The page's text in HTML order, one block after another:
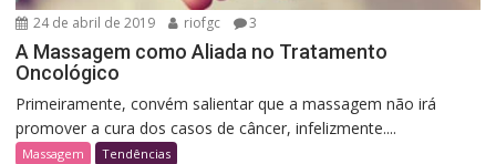
24 de abril de 2019 riofgc 3
A Massagem como Aliada no Tratamento
Oncológico
Primeiramente, convém salientar que a massagem não irá
promover a cura dos casos de câncer, infelizmente....
Massagem Tendências